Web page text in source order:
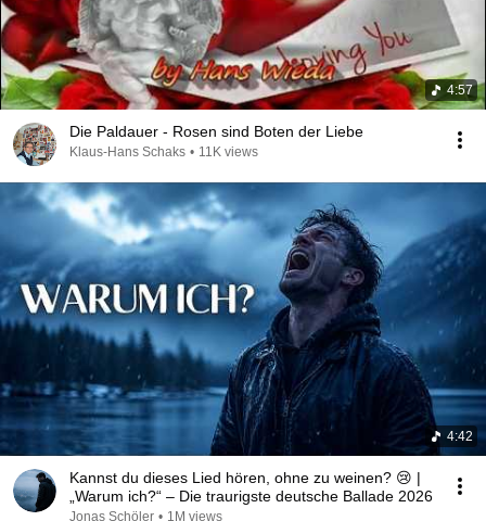
4:57
Die Paldauer - Rosen sind Boten der Liebe
Klaus-Hans Schaks • 11K views
4:42
Kannst du dieses Lied hören, ohne zu weinen? 😢 |
„Warum ich?“ – Die traurigste deutsche Ballade 2026
Jonas Schöler • 1M views